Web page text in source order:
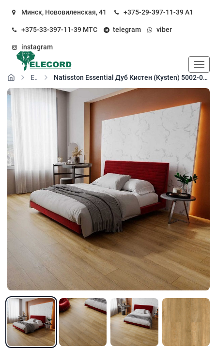
Минск, Нововиленская, 41 +375-29-397-11-39А1
+375-33-397-11-39 МТС telegram viber
instagram
Essential
Natisston Essential Дуб Кистен (Kysten) 5002-05 кварц-виниловый пол замковый (SPC floor)